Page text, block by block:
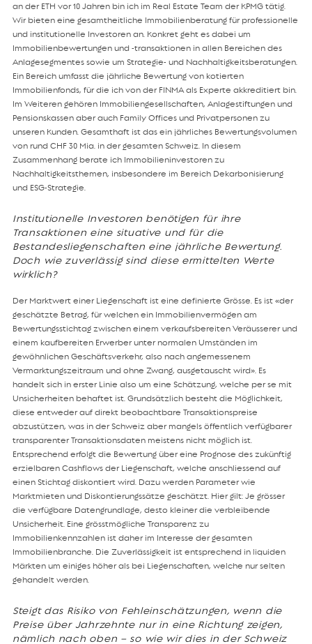
an der ETH vor 10 Jahren bin ich im Real Estate Team der KPMG tätig.
Wir bieten eine gesamtheitliche Immobilienberatung für professionelle
und institutionelle Investoren an. Konkret geht es dabei um
Immobilienbewertungen und -transaktionen in allen Bereichen des
Anlagesegmentes sowie um Strategie- und Nachhaltigkeitsberatungen.
Ein Bereich umfasst die jährliche Bewertung von kotierten
Immobilienfonds, für die ich von der FINMA als Experte akkreditiert bin.
Im Weiteren gehören Immobiliengesellschaften, Anlagestiftungen und
Pensionskassen aber auch Family Offices und Privatpersonen zu
unseren Kunden. Gesamthaft ist das ein jährliches Bewertungsvolumen
von rund CHF 30 Mia. in der gesamten Schweiz. In diesem
Zusammenhang berate ich Immobilieninvestoren zu
Nachhaltigkeitsthemen, insbesondere im Bereich Dekarbonisierung
und ESG-Strategie.
Institutionelle Investoren benötigen für ihre
Transaktionen eine situative und für die
Bestandesliegenschaften eine jährliche Bewertung.
Doch wie zuverlässig sind diese ermittelten Werte
wirklich?
Der Marktwert einer Liegenschaft ist eine definierte Grösse. Es ist «der
geschätzte Betrag, für welchen ein Immobilienvermögen am
Bewertungsstichtag zwischen einem verkaufsbereiten Veräusserer und
einem kaufbereiten Erwerber unter normalen Umständen im
gewöhnlichen Geschäftsverkehr, also nach angemessenem
Vermarktungszeitraum und ohne Zwang, ausgetauscht wird». Es
handelt sich in erster Linie also um eine Schätzung, welche per se mit
Unsicherheiten behaftet ist. Grundsätzlich besteht die Möglichkeit,
diese entweder auf direkt beobachtbare Transaktionspreise
abzustützen, was in der Schweiz aber mangels öffentlich verfügbarer
transparenter Transaktionsdaten meistens nicht möglich ist.
Entsprechend erfolgt die Bewertung über eine Prognose des zukünftig
erzielbaren Cashflows der Liegenschaft, welche anschliessend auf
einen Stichtag diskontiert wird. Dazu werden Parameter wie
Marktmieten und Diskontierungssätze geschätzt. Hier gilt: Je grösser
die verfügbare Datengrundlage, desto kleiner die verbleibende
Unsicherheit. Eine grösstmögliche Transparenz zu
Immobilienkennzahlen ist daher im Interesse der gesamten
Immobilienbranche. Die Zuverlässigkeit ist entsprechend in liquiden
Märkten um einiges höher als bei Liegenschaften, welche nur selten
gehandelt werden.
Steigt das Risiko von Fehleinschätzungen, wenn die
Preise über Jahrzehnte nur in eine Richtung zeigen,
nämlich nach oben – so wie wir dies in der Schweiz